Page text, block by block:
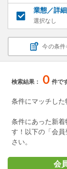
業態／詳
選択なし
今の条件
検索結果： ０ 件で
条件にマッチした
条件にあった新
す！以下の「会
さい。
会